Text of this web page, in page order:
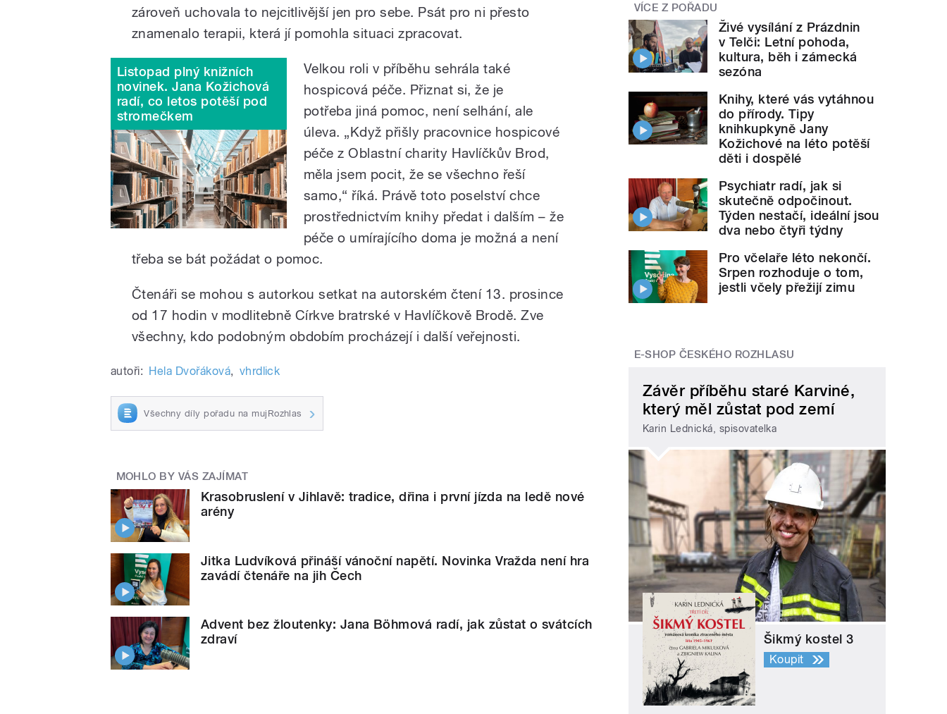
zároveň uchovala to nejcitlivější jen pro sebe. Psát pro ni přesto
znamenalo terapii, která jí pomohla situaci zpracovat.
Listopad plný knižních
novinek. Jana Kožichová
radí, co letos potěší pod
stromečkem
Velkou roli v příběhu sehrála také
hospicová péče. Přiznat si, že je
potřeba jiná pomoc, není selhání, ale
úleva. „Když přišly pracovnice hospicové
péče z Oblastní charity Havlíčkův Brod,
měla jsem pocit, že se všechno řeší
samo,“ říká. Právě toto poselství chce
prostřednictvím knihy předat i dalším – že
péče o umírajícího doma je možná a není
třeba se bát požádat o pomoc.
Čtenáři se mohou s autorkou setkat na autorském čtení 13. prosince
od 17 hodin v modlitebně Církve bratrské v Havlíčkově Brodě. Zve
všechny, kdo podobným obdobím procházejí i další veřejnosti.
autoři: Hela Dvořáková, vhrdlick
Všechny díly pořadu na mujRozhlas
MOHLO BY VÁS ZAJÍMAT
Krasobruslení v Jihlavě: tradice, dřina i první jízda na ledě nové
arény
Jitka Ludvíková přináší vánoční napětí. Novinka Vražda není hra
zavádí čtenáře na jih Čech
Advent bez žloutenky: Jana Böhmová radí, jak zůstat o svátcích
zdraví
VÍCE Z POŘADU
Živé vysílání z Prázdnin
v Telči: Letní pohoda,
kultura, běh i zámecká
sezóna
Knihy, které vás vytáhnou
do přírody. Tipy
knihkupkyně Jany
Kožichové na léto potěší
děti i dospělé
Psychiatr radí, jak si
skutečně odpočinout.
Týden nestačí, ideální jsou
dva nebo čtyři týdny
Pro včelaře léto nekončí.
Srpen rozhoduje o tom,
jestli včely přežijí zimu
E-SHOP ČESKÉHO ROZHLASU
Závěr příběhu staré Karviné,
který měl zůstat pod zemí
Karin Lednická, spisovatelka
Šikmý kostel 3
Koupit